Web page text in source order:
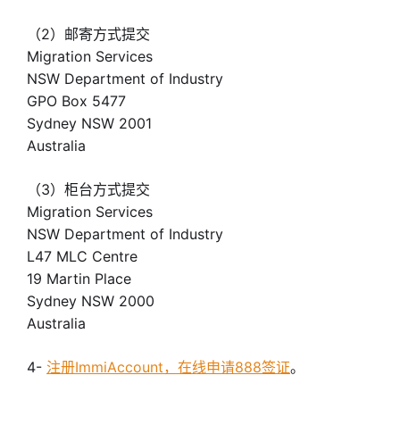
（2）邮寄方式提交
Migration Services
NSW Department of Industry
GPO Box 5477
Sydney NSW 2001
Australia
（3）柜台方式提交
Migration Services
NSW Department of Industry
L47 MLC Centre
19 Martin Place
Sydney NSW 2000
Australia
4- 注册ImmiAccount，在线申请888签证。